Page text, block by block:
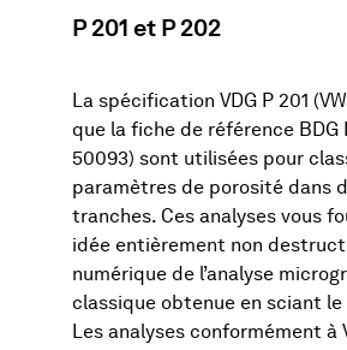
P 201 et P 202
La spécification VDG P 201
que la fiche de référence BDG
50093) sont utilisées pour
paramètres de porosité dans
tranches. Ces analyses vous
idée entièrement non
numérique de l’analyse
classique obtenue en sciant
Les analyses conformément à